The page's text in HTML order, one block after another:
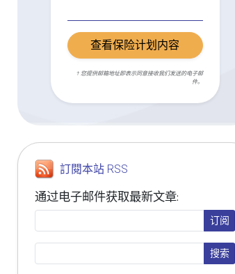
查看保险计划内容
† 您提供邮箱地址即表示同意接收我们发送的电子邮
件。
訂閱本站 RSS
通过电子邮件获取最新文章: